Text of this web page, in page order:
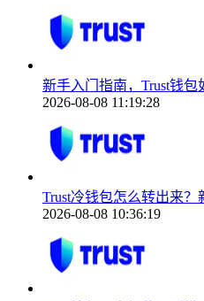
新手入门指南，Trust钱包
2026-08-08 11:19:28
Trust冷钱包怎么转出来
2026-08-08 10:36:19